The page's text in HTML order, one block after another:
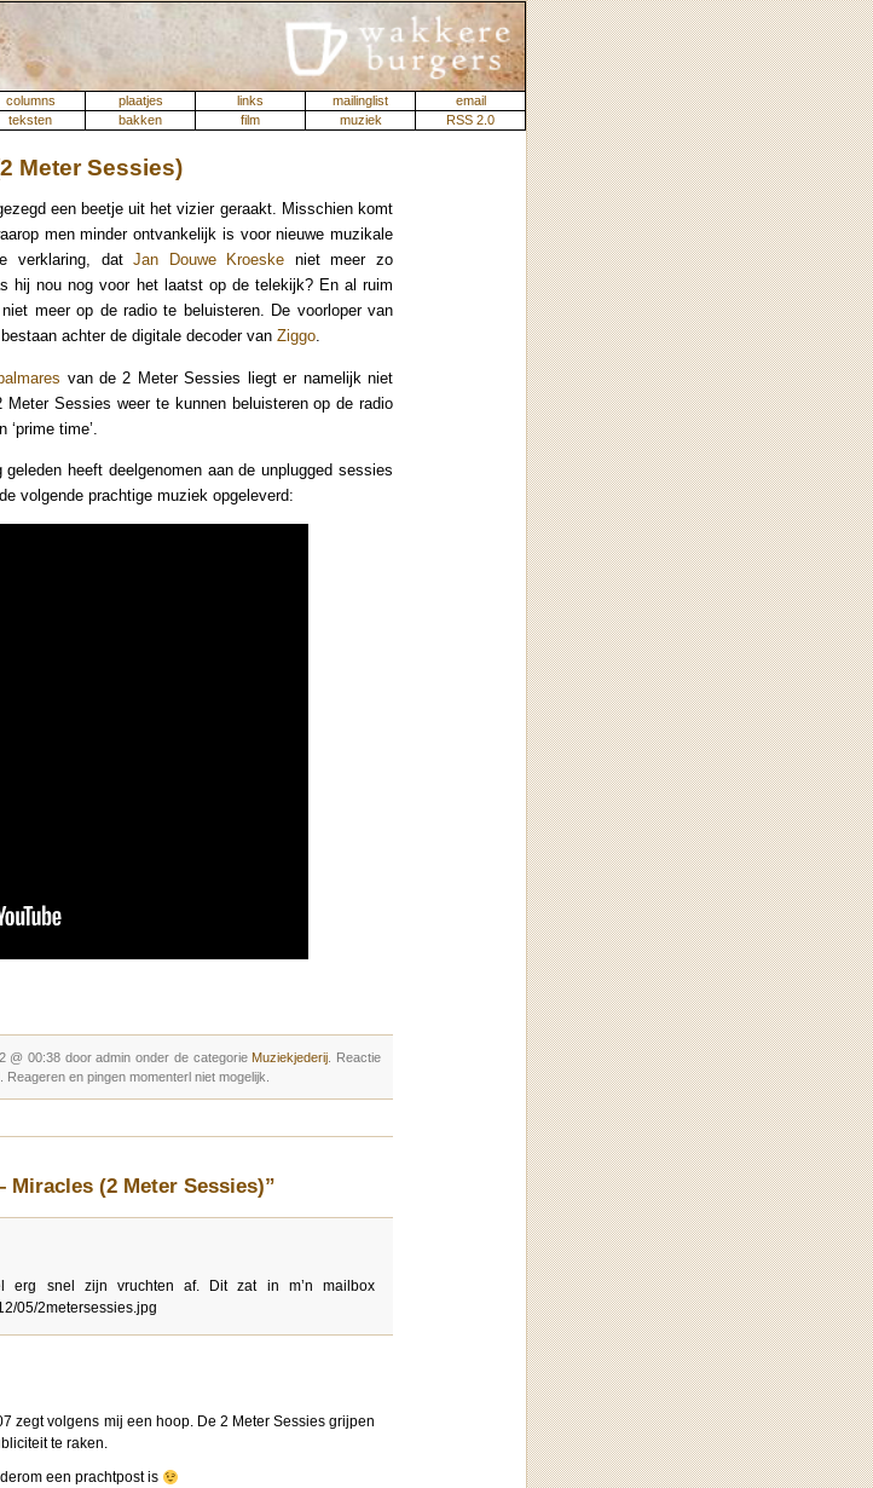
columns plaatjes links mailinglist
email
teksten bakken film muziek RSS 2.0
Meter Sessies)
een beetje uit het vizier geraakt. Misschien komt
men minder ontvankelijk is voor nieuwe muzikale
verklaring, datJan Douwe Kroeske niet meer zo
hij nou nog voor het laatst op de telekijk? En al ruim
meer op de radio te beluisteren. De voorloper van
achter de digitale decoder van Ziggo.
van de 2 Meter Sessies liegt er namelijk niet
Sessies weer te kunnen beluisteren op de radio
time’.
heeft deelgenomen aan de unplugged sessies
volgende prachtige muziek opgeleverd:
@ 00:38 door admin onder de categorie Muziekjederij . Reactie
Reageren en pingen momenterl niet mogelijk.
Miracles (2 Meter Sessies)”
erg snel zijn vruchten af. Dit zat in m’n mailbox
05/2metersessies.jpg
zegt volgens mij een hoop. De 2 Meter Sessies grijpen
te raken.
een prachtpost is